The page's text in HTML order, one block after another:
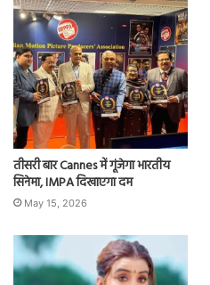
तीसरी बार Cannes में गूंजेगा भारतीय
सिनेमा, IMPA दिखाएगा दम
May 15, 2026